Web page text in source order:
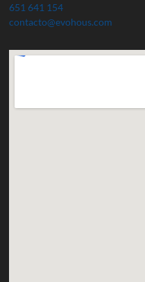
651 641 154
contacto@evohous.com